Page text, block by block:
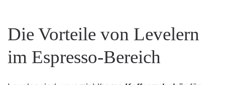
Die Vorteile von Levelern
im Espresso-Bereich